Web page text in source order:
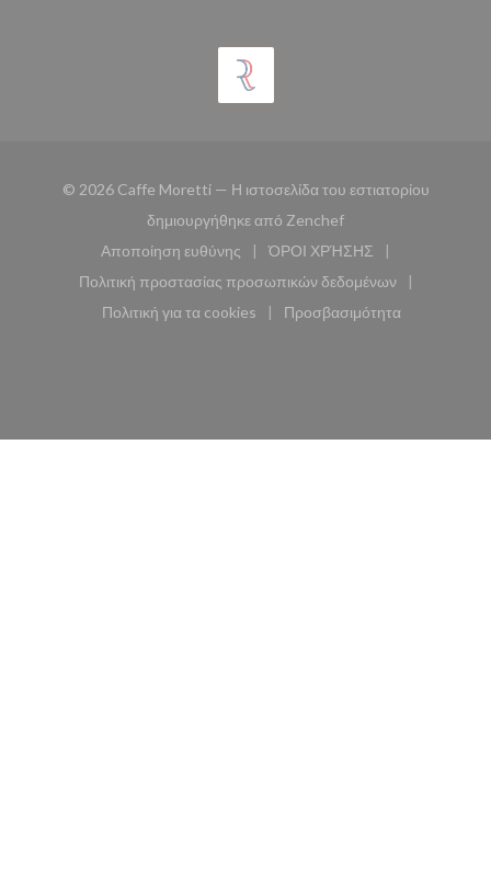
© 2026 Caffe Moretti — Η ιστοσελίδα του εστιατορίου
δημιουργήθηκε από Zenchef((ανοίγει σε νέο
Αποποίηση ευθύνης
((ανοίγει σε νέο παράθυρο))
ΌΡΟΙ ΧΡΉΣΗΣ
((ανοίγει σε νέο
Πολιτική προστασίας προσωπικών δεδομένων
((ανοίγει σε νέο παράθυρο))
Πολιτική για τα cookies
((ανοίγει σε νέο παράθυρο))
Προσβασιμότητα
((ανοίγει σε νέο